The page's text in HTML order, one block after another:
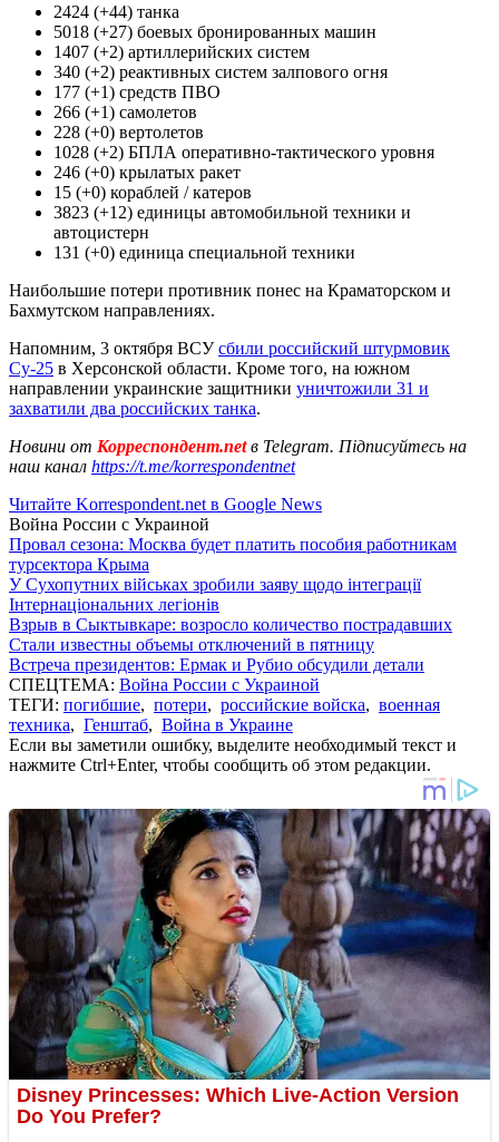
2424 (+44) танка
5018 (+27) боевых бронированных машин
1407 (+2) артиллерийских систем
340 (+2) реактивных систем залпового огня
177 (+1) средств ПВО
266 (+1) самолетов
228 (+0) вертолетов
1028 (+2) БПЛА оперативно-тактического уровня
246 (+0) крылатых ракет
15 (+0) кораблей / катеров
3823 (+12) единицы автомобильной техники и
автоцистерн
131 (+0) единица специальной техники
Наибольшие потери противник понес на Краматорском и
Бахмутском направлениях.
Напомним, 3 октября ВСУсбили российский штурмовик
Су-25 в Херсонской области. Кроме того, на южном
направлении украинские защитники уничтожили 31 и
захватили два российских танка.
Новини от Корреспондент.netв Telegram. Підписуйтесь на
наш канал https://t.me/korrespondentnet
Читайте Korrespondent.net в Google News
Война России с Украиной
Провал сезона: Москва будет платить пособия работникам
турсектора Крыма
У Сухопутних військах зробили заяву щодо інтеграції
Інтернаціональних легіонів
Взрыв в Сыктывкаре: возросло количество пострадавших
Стали известны объемы отключений в пятницу
Встреча президентов: Ермак и Рубио обсудили детали
СПЕЦТЕМА: Война России с Украиной
ТЕГИ: погибшие, потери, российские войска, военная
техника, Генштаб, Война в Украине
Если вы заметили ошибку, выделите необходимый текст и
нажмите Ctrl+Enter, чтобы сообщить об этом редакции.